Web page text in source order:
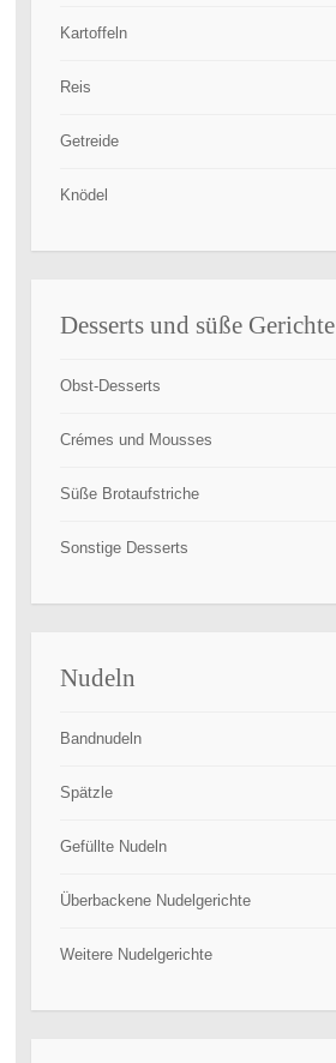
Kartoffeln
Reis
Getreide
Knödel
Desserts und süße Gerichte
Obst-Desserts
Crémes und Mousses
Süße Brotaufstriche
Sonstige Desserts
Nudeln
Bandnudeln
Spätzle
Gefüllte Nudeln
Überbackene Nudelgerichte
Weitere Nudelgerichte